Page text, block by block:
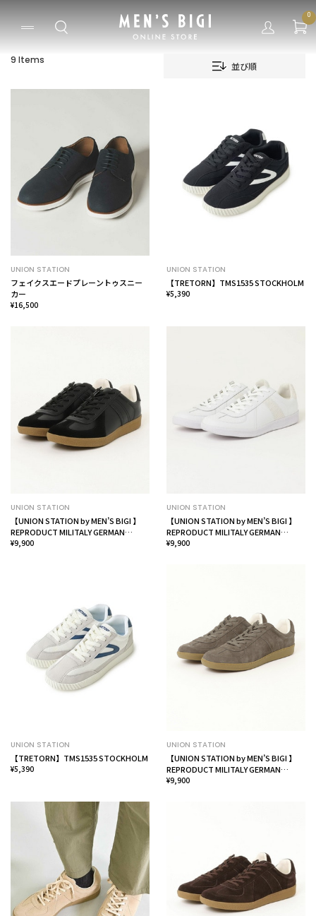
0
9 Items 並び順
UNION STATION
フェイクスエードプレーントゥスニー
カー
¥16,500
UNION STATION
【TRETORN】TMS1535 STOCKHOLM
¥5,390
UNION STATION
【UNION STATION by MEN’S BIGI 】
REPRODUCT MILITALY GERMAN
TRAINER ジャーマントレーナー
¥9,900
UNION STATION
【UNION STATION by MEN’S BIGI 】
REPRODUCT MILITALY GERMAN
TRAINER ジャーマントレーナー
¥9,900
UNION STATION
【TRETORN】TMS1535 STOCKHOLM
¥5,390
UNION STATION
【UNION STATION by MEN’S BIGI 】
REPRODUCT MILITALY GERMAN
TRAINER ジャーマントレーナー
¥9,900